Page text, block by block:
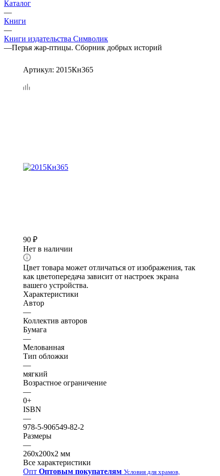
Каталог
—
Книги
—
Книги издательства Символик
—Перья жар-птицы. Сборник добрых историй
Артикул: 2015Кн365
90 ₽
Нет в наличии
Цвет товара может отличаться от изображения, так
как цветопередача зависит от настроек экрана
вашего устройства.
Характеристики
Автор
—
Коллектив авторов
Бумага
—
Мелованная
Тип обложки
—
мягкий
Возрастное ограничение
—
0+
ISBN
—
978-5-906549-82-2
Размеры
—
260х200х2 мм
Все характеристики
Опт Оптовым покупателям Условия для храмов,